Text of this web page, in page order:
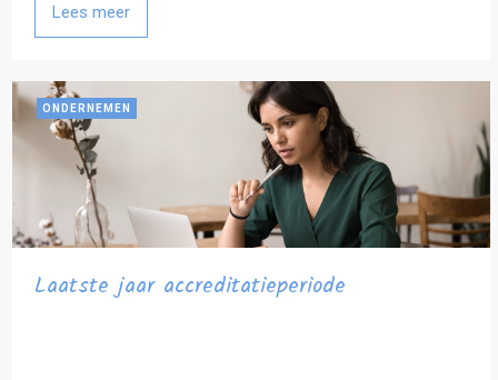
Lees meer
ONDERNEMEN
Laatste jaar accreditatieperiode